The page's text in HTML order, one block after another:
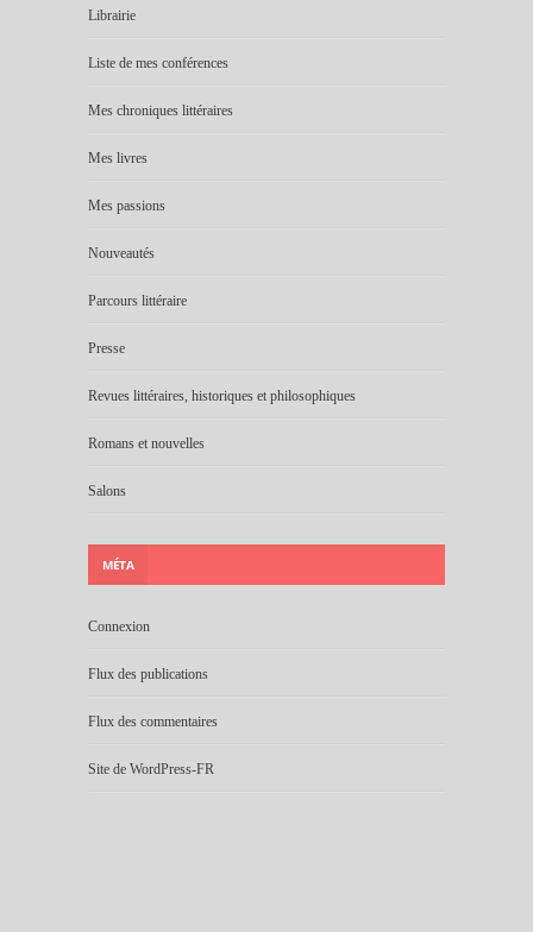
Librairie
Liste de mes conférences
Mes chroniques littéraires
Mes livres
Mes passions
Nouveautés
Parcours littéraire
Presse
Revues littéraires, historiques et philosophiques
Romans et nouvelles
Salons
MÉTA
Connexion
Flux des publications
Flux des commentaires
Site de WordPress-FR